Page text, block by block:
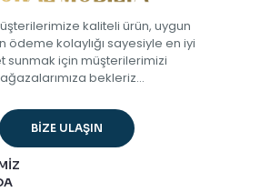
kaliteli ürün, uygun
ödeme kolaylığı sayesiyle en iyi
sunmak için müşterilerimizi
bekleriz...
BİZE ULAŞIN